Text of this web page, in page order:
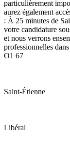
particulièrement
aurez également
: À 25 minutes de
votre candidature
et nous verrons
professionnelles
O1 67
Saint-Étienne
Libéral